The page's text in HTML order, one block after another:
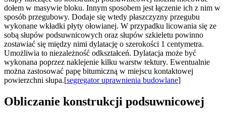
dołem w masywie bloku. Innym sposobem jest łączenie ich z nim w
sposób przegubowy. Dodaje się wtedy płaszczyzny przegubu
wykonane wkładki płyty ołowianej. W przypadku licowania się ze
sobą słupów podsuwnicowych oraz słupów szkieletu powinno
zostawiać się między nimi dylatację o szerokości 1 centymetra.
Umożliwia to niezależność odkształceń. Dylatacja może być
wykonana poprzez naklejenie kilku warstw tektury. Ewentualnie
można zastosować papę bitumiczną w miejscu kontaktowej
powierzchni słupa.[segregator uprawnienia budowlane]
Obliczanie konstrukcji podsuwnicowej